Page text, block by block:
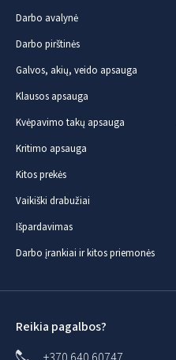
Darbo avalynė
Darbo pirštinės
Galvos, akių, veido apsauga
Klausos apsauga
Kvėpavimo takų apsauga
Kritimo apsauga
Kitos prekės
Vaikiški drabužiai
Išpardavimas
Darbo įrankiai ir kitos priemonės
Reikia pagalbos?